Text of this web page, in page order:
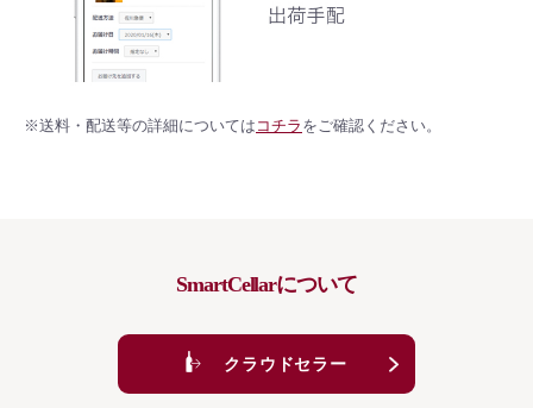
※送料・配送等の詳細については コチラ をご確認ください。
SmartCellarについて
クラウドセラー